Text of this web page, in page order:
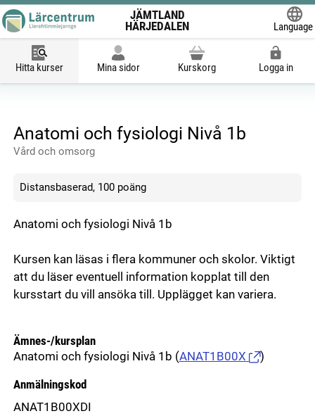
JÄMTLAND
HÄRJEDALEN
Language
Hitta kurser Mina sidor Kurskorg Logga in
Anatomi och fysiologi Nivå 1b
Vård och omsorg
Distansbaserad, 100 poäng
Anatomi och fysiologi Nivå 1b
Kursen kan läsas i flera kommuner och skolor. Viktigt
att du läser eventuell information kopplat till den
kursstart du vill ansöka till. Upplägget kan variera.
Ämnes-/kursplan
Anatomi och fysiologi Nivå 1b (ANAT1B00X )
Anmälningskod
ANAT1B00XDI